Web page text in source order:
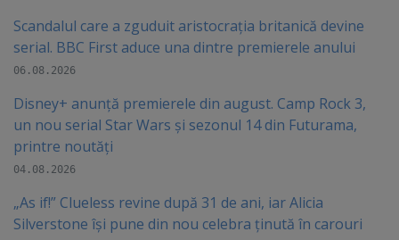
Scandalul care a zguduit aristocrația britanică devine
serial. BBC First aduce una dintre premierele anului
06.08.2026
Disney+ anunță premierele din august. Camp Rock 3,
un nou serial Star Wars și sezonul 14 din Futurama,
printre noutăți
04.08.2026
„As if!” Clueless revine după 31 de ani, iar Alicia
Silverstone își pune din nou celebra ținută în carouri